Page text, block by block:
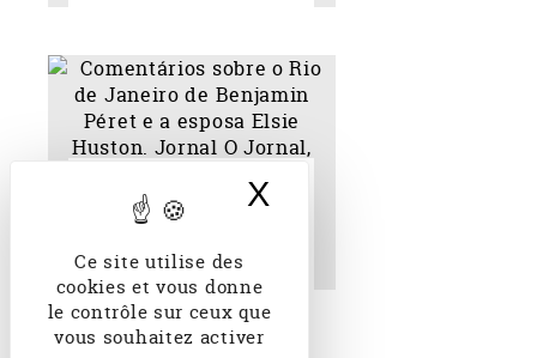
Ce site utilise des
cookies et vous donne
le contrôle sur ceux que
vous souhaitez activer
X
Comentários sobre o Rio
de Janeiro de Benjamin
Péret e a esposa Elsie
edição 03147 26 de
fevereiro de 1929